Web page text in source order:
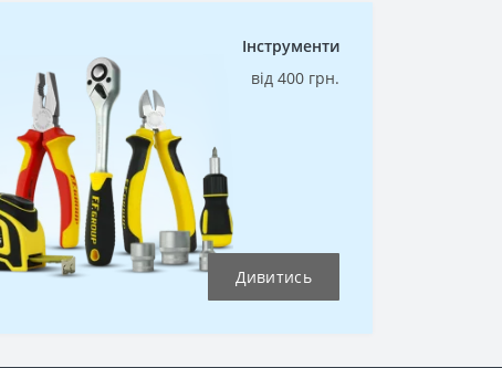
Інструменти
від 400 грн.
Дивитись